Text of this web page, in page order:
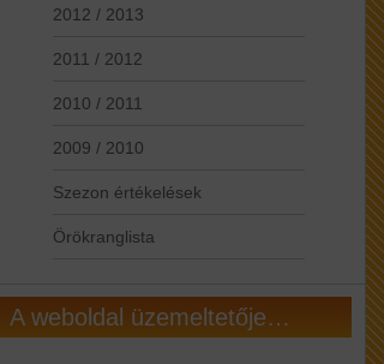
2012 / 2013
2011 / 2012
2010 / 2011
2009 / 2010
Szezon értékelések
Örökranglista
A weboldal üzemeltetője…